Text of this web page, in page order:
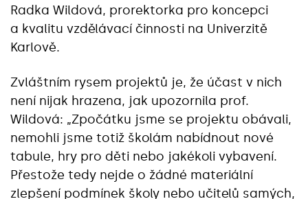
Radka Wildová, prorektorka pro koncepci
a kvalitu vzdělávací činnosti na Univerzitě
Karlově.
Zvláštním rysem projektů je, že účast v nich
není nijak hrazena, jak upozornila prof.
Wildová: „Zpočátku jsme se projektu obávali,
nemohli jsme totiž školám nabídnout nové
tabule, hry pro děti nebo jakékoli vybavení.
Přestože tedy nejde o žádné materiální
zlepšení podmínek školy nebo učitelů samých,